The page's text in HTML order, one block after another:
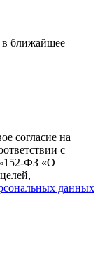
в ближайшее
согласие на
с
ФЗ «О
данных